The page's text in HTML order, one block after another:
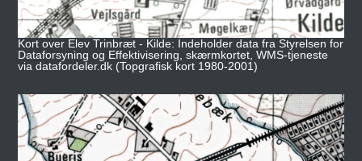
Kort over Elev Trinbræt - Kilde: Indeholder data fra Styrelsen for
Dataforsyning og Effektivisering, skærmkortet, WMS-tjeneste
via datafordeler.dk (Topgrafisk kort 1980-2001)